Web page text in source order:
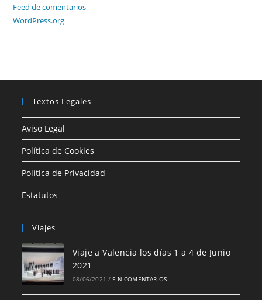
Feed de comentarios
WordPress.org
Textos Legales
Aviso Legal
Política de Cookies
Política de Privacidad
Estatutos
Viajes
Viaje a Valencia los días 1 a 4 de Junio
2021
08/06/2021 / SIN COMENTARIOS